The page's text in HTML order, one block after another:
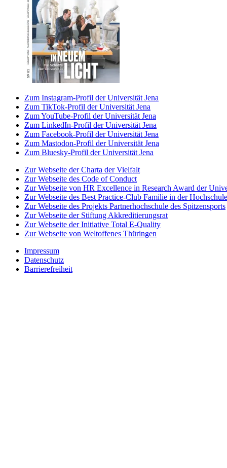
Zum Instagram-Profil der Universität Jena
Zum TikTok-Profil der Universität Jena
Zum YouTube-Profil der Universität Jena
Zum LinkedIn-Profil der Universität Jena
Zum Facebook-Profil der Universität Jena
Zum Mastodon-Profil der Universität Jena
Zum Bluesky-Profil der Universität Jena
Zur Webseite der Charta der Vielfalt
Zur Webseite des Code of Conduct
Zur Webseite von HR Excellence in Research Award der
Zur Webseite des Best Practice-Club Familie in der Hochschule
Zur Webseite des Projekts Partnerhochschule des Spitzensports
Zur Webseite der Stiftung Akkreditierungsrat
Zur Webseite der Initiative Total E-Quality
Zur Webseite von Weltoffenes Thüringen
Impressum
Datenschutz
Barrierefreiheit